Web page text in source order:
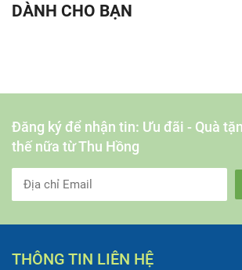
DÀNH CHO BẠN
Đăng ký để nhận tin: Ưu đãi - Quà
thế nữa từ Thu Hồng
THÔNG TIN LIÊN HỆ